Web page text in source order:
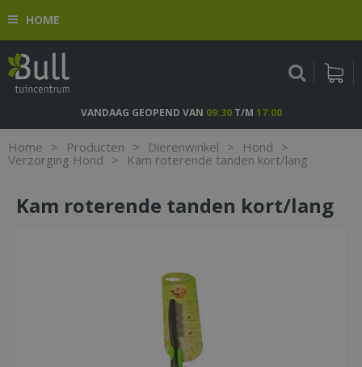
n
o
HOME
Home > Producten > Dierenwinkel > Hond >
Verzorging Hond > Kam roterende tanden kort/lang
VANDAAG GEOPEND VAN 09:30T/M 17:00
Kam roterende tanden kort/lang